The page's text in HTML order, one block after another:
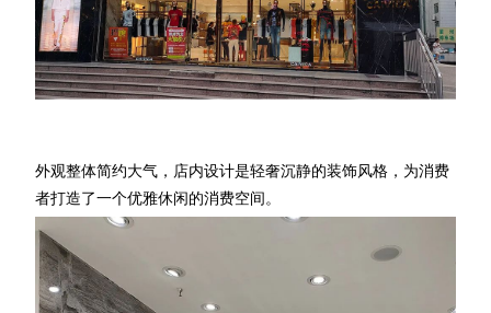
外观整体简约大气，店内设计是轻奢沉静的装饰风格，为消费
者打造了一个优雅休闲的消费空间。